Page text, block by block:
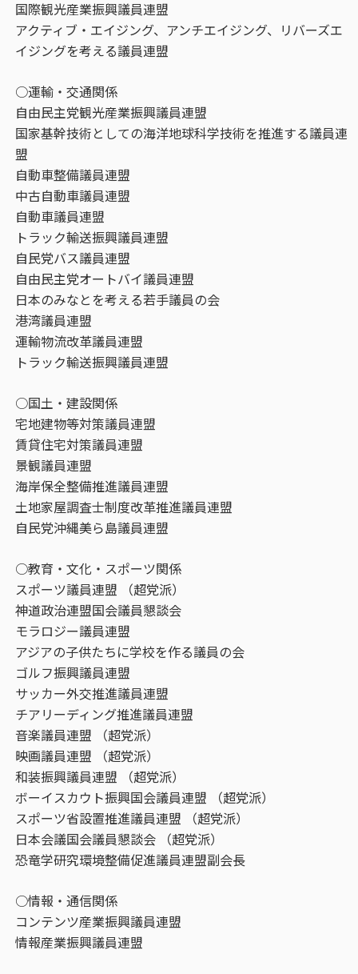
国際観光産業振興議員連盟
アクティブ・エイジング、アンチエイジング、リバーズエ
イジングを考える議員連盟
○運輸・交通関係
自由民主党観光産業振興議員連盟
国家基幹技術としての海洋地球科学技術を推進する議員連
盟
自動車整備議員連盟
中古自動車議員連盟
自動車議員連盟
トラック輸送振興議員連盟
自民党バス議員連盟
自由民主党オートバイ議員連盟
日本のみなとを考える若手議員の会
港湾議員連盟
運輸物流改革議員連盟
トラック輸送振興議員連盟
○国土・建設関係
宅地建物等対策議員連盟
賃貸住宅対策議員連盟
景観議員連盟
海岸保全整備推進議員連盟
土地家屋調査士制度改革推進議員連盟
自民党沖縄美ら島議員連盟
○教育・文化・スポーツ関係
スポーツ議員連盟 （超党派）
神道政治連盟国会議員懇談会
モラロジー議員連盟
アジアの子供たちに学校を作る議員の会
ゴルフ振興議員連盟
サッカー外交推進議員連盟
チアリーディング推進議員連盟
音楽議員連盟 （超党派）
映画議員連盟 （超党派）
和装振興議員連盟 （超党派）
ボーイスカウト振興国会議員連盟 （超党派）
スポーツ省設置推進議員連盟 （超党派）
日本会議国会議員懇談会 （超党派）
恐竜学研究環境整備促進議員連盟副会長
○情報・通信関係
コンテンツ産業振興議員連盟
情報産業振興議員連盟